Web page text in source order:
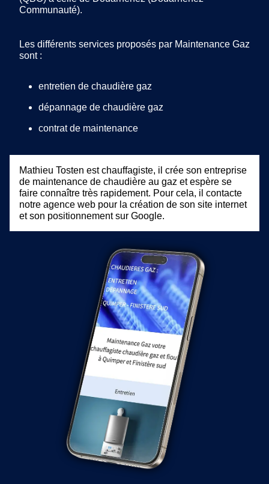
Communauté).
Les différents services proposés par Maintenance Gaz
sont :
entretien de chaudière gaz
dépannage de chaudière gaz
contrat de maintenance
Mathieu Tosten est chauffagiste, il crée son entreprise
de maintenance de chaudière au gaz et espère se
faire connaître très rapidement. Pour cela, il contacte
notre agence web pour la création de son site internet
et son positionnement sur Google.